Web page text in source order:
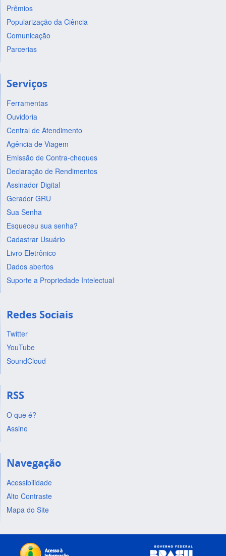
Prêmios
Popularização da Ciência
Comunicação
Parcerias
Serviços
Ferramentas
Ouvidoria
Central de Atendimento
Agência de Viagem
Emissão de Contra-cheques
Declaração de Rendimentos
Assinador Digital
Gerador GRU
Sua Senha
Esqueceu sua senha?
Cadastrar Usuário
Livro Eletrônico
Dados abertos
Suporte a Propriedade Intelectual
Redes Sociais
Twitter
YouTube
SoundCloud
RSS
O que é?
Assine
Navegação
Acessibilidade
Alto Contraste
Mapa do Site